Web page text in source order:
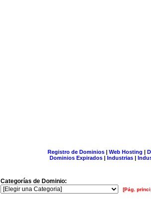
Registro de Dominios| Web Hosting |
Dominios Expirados | Industrias |
Categorías de Dominio:
[Pág.